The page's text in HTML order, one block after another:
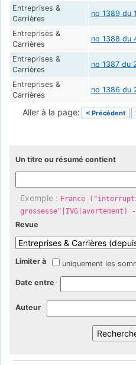
Entreprises &
Carrières
no 1389 du
Entreprises &
Carrières
no 1388 du
Entreprises &
Carrières
no 1387 du
Entreprises &
Carrières
no 1386 du
Aller à la page: < Précédent
Un titre ou résumé contient
Exemple : France
Revue
Limiter à
uniquement les
Date entre
Auteur